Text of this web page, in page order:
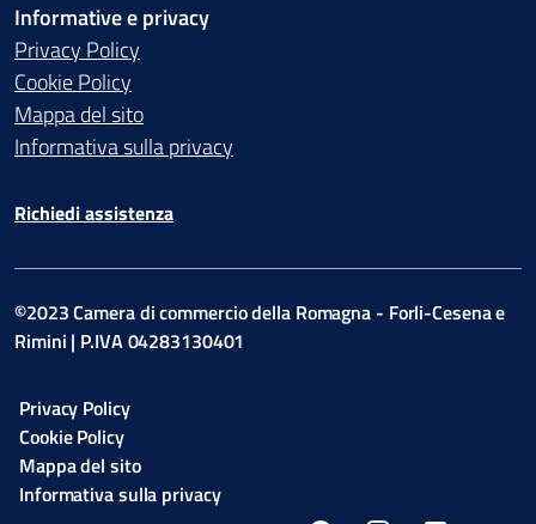
Informative e privacy
Privacy Policy
Cookie Policy
Mappa del sito
Informativa sulla privacy
Richiedi assistenza
©2023 Camera di commercio della Romagna - Forli-Cesena e
Rimini | P.IVA 04283130401
Privacy Policy
Cookie Policy
Mappa del sito
Informativa sulla privacy